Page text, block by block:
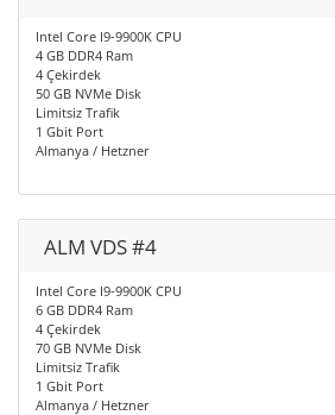
Intel Core I9-9900K CPU
4 GB DDR4 Ram
4 Çekirdek
50 GB NVMe Disk
Limitsiz Trafik
1 Gbit Port
Almanya / Hetzner
ALM VDS #4
Intel Core I9-9900K CPU
6 GB DDR4 Ram
4 Çekirdek
70 GB NVMe Disk
Limitsiz Trafik
1 Gbit Port
Almanya / Hetzner